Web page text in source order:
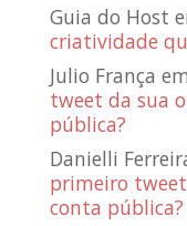
Guia do Host
criatividade
Julio França em
tweet da sua
pública?
Danielli
primeiro
conta pública?